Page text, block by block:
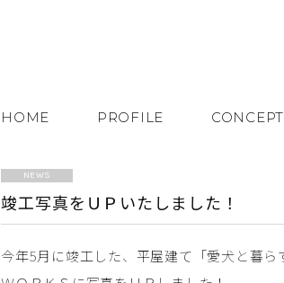
HOME PROFILE CONCEPT
NEWS
竣工写真をＵＰいたしました！
今年5月に竣工した、平屋建て「愛犬と暮ら